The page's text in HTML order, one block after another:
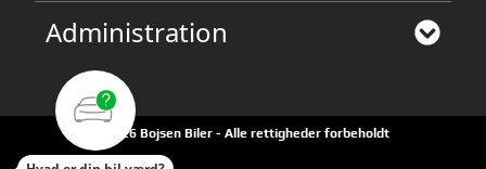
Administration
©2026 Bojsen Biler - Alle rettigheder forbeholdt